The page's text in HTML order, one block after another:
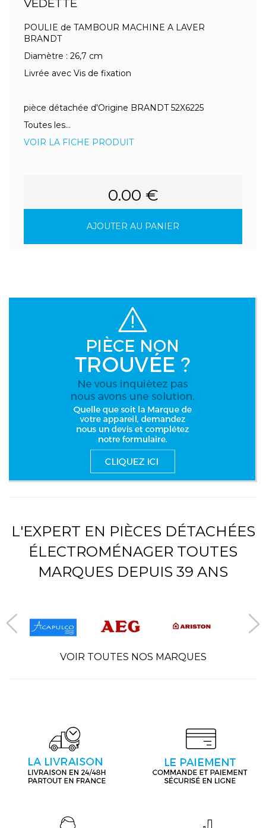
VEDETTE
POULIE de TAMBOUR MACHINE A LAVER
BRANDT
Diamètre : 26,7 cm
Livrée avec Vis de fixation
pièce détachée d'Origine BRANDT 52X6225
Toutes les...
VOIR LA FICHE PRODUIT
0.00 €
AJOUTER AU PANIER
L'EXPERT EN PIÈCES DÉTACHÉES
ÉLECTROMÉNAGER TOUTES
MARQUES DEPUIS 39 ANS
VOIR TOUTES NOS MARQUES